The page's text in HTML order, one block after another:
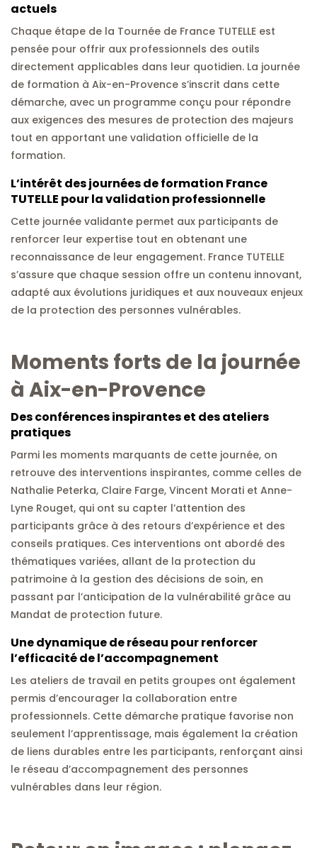
actuels
Chaque étape de la Tournée de France TUTELLE est
pensée pour offrir aux professionnels des outils
directement applicables dans leur quotidien. La journée
de formation à Aix-en-Provence s’inscrit dans cette
démarche, avec un programme conçu pour répondre
aux exigences des mesures de protection des majeurs
tout en apportant une validation officielle de la
formation.
L’intérêt des journées de formation France
TUTELLE pour la validation professionnelle
Cette journée validante permet aux participants de
renforcer leur expertise tout en obtenant une
reconnaissance de leur engagement. France TUTELLE
s’assure que chaque session offre un contenu innovant,
adapté aux évolutions juridiques et aux nouveaux enjeux
de la protection des personnes vulnérables.
Moments forts de la journée
à Aix-en-Provence
Des conférences inspirantes et des ateliers
pratiques
Parmi les moments marquants de cette journée, on
retrouve des interventions inspirantes, comme celles de
Nathalie Peterka, Claire Farge, Vincent Morati et Anne-
Lyne Rouget, qui ont su capter l’attention des
participants grâce à des retours d’expérience et des
conseils pratiques. Ces interventions ont abordé des
thématiques variées, allant de la protection du
patrimoine à la gestion des décisions de soin, en
passant par l’anticipation de la vulnérabilité grâce au
Mandat de protection future.
Une dynamique de réseau pour renforcer
l’efficacité de l’accompagnement
Les ateliers de travail en petits groupes ont également
permis d’encourager la collaboration entre
professionnels. Cette démarche pratique favorise non
seulement l’apprentissage, mais également la création
de liens durables entre les participants, renforçant ainsi
le réseau d’accompagnement des personnes
vulnérables dans leur région.